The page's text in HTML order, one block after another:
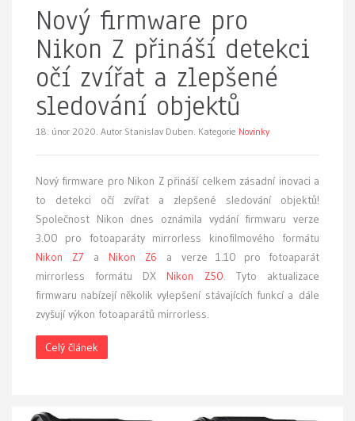
Nový firmware pro
Nikon Z přináší detekci
očí zvířat a zlepšené
sledování objektů
18. únor 2020. Autor Stanislav Duben. Kategorie Novinky
Nový firmware pro Nikon Z přináší celkem zásadní inovaci a
to detekci očí zvířat a zlepšené sledování objektů!
Společnost Nikon dnes oznámila vydání firmwaru verze
3.00 pro fotoaparáty mirrorless kinofilmového formátu
Nikon Z7 a Nikon Z6 a verze 1.10 pro fotoaparát
mirrorless formátu DX Nikon Z50. Tyto aktualizace
firmwaru nabízejí několik vylepšení stávajících funkcí a dále
zvyšují výkon fotoaparátů mirrorless.
Celý článek